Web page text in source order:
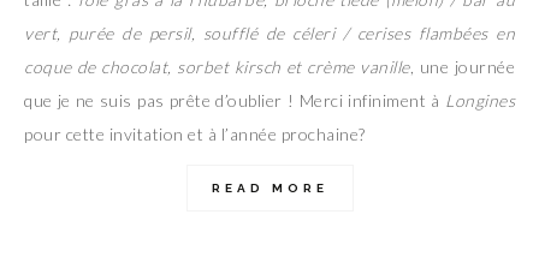
vert, purée de persil, soufflé de céleri / cerises flambées en
coque de chocolat, sorbet kirsch et crème vanille, une journée
que je ne suis pas prête d’oublier ! Merci infiniment à Longines
pour cette invitation et à l’année prochaine?
READ MORE